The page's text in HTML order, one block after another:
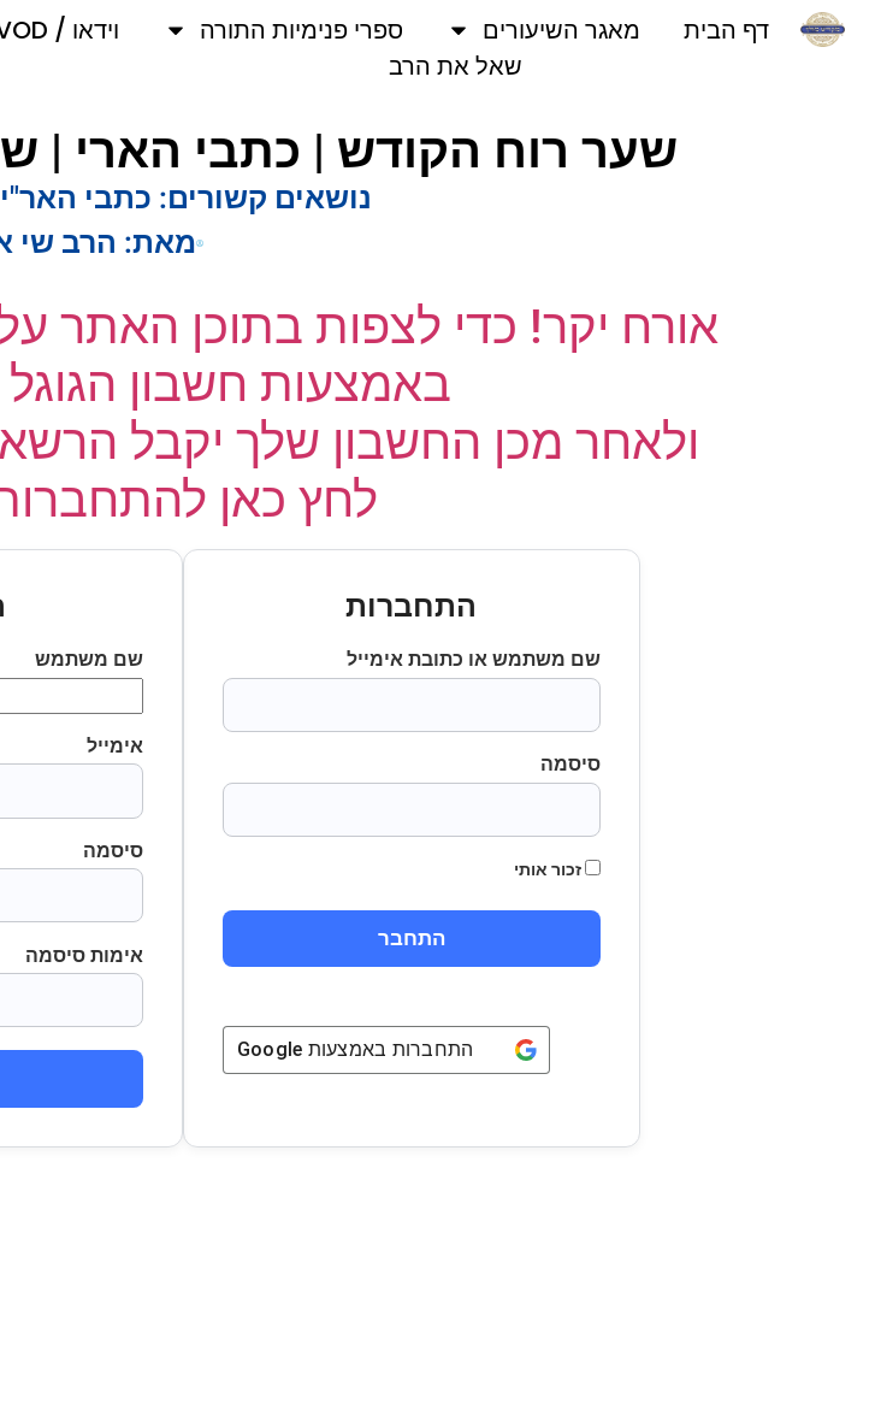
דף הבית מאגר השיעורים ספרי פנימיות התורה וידאו / VOD
שאל את הרב
שער רוח הקודש | כתבי הארי |
נושאים קשורים: כתבי האר"י,
מאת:הרב שי
אורח יקר! כדי לצפות בתוכן האתר
באמצעות חשבון הגוגל
ולאחר מכן החשבון שלך יקבל
לחץ כאן להתחברות
התחברות
שם משתמש או כתובת אימייל
סיסמה
זכור אותי
התחברות באמצעותGoogle
שם משתמש
אימייל
סיסמה
אימות סיסמה